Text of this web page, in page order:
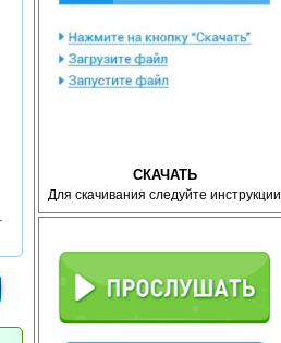
СКАЧАТЬ
Для скачивания следуйте инструкции